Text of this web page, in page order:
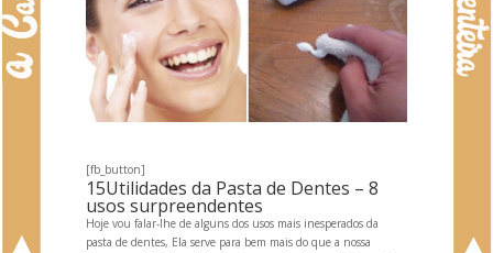
[fb_button]
15Utilidades da Pasta de Dentes – 8
usos surpreendentes
Hoje vou falar-lhe de alguns dos usos mais inesperados da
pasta de dentes, Ela serve para bem mais do que a nossa